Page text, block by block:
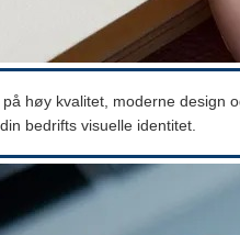
høy kvalitet, moderne design
bedrifts visuelle identitet.